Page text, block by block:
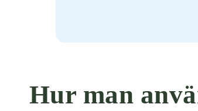
Hur man